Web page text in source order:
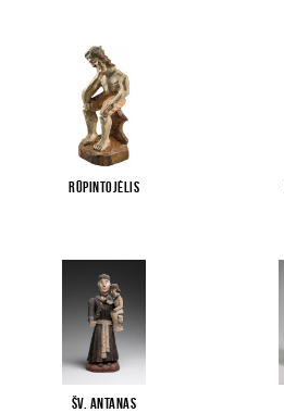
Rūpintojėlis
Šv. Antanas